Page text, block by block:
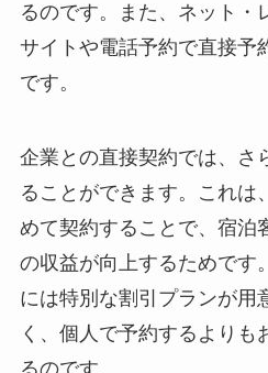
るのです。また、ネット・
サイトや電話予約で直接予
です。
企業との直接契約では、さ
ることができます。これは
めて契約することで、宿泊
の収益が向上するためです
には特別な割引プランが用
く、個人で予約するよりも